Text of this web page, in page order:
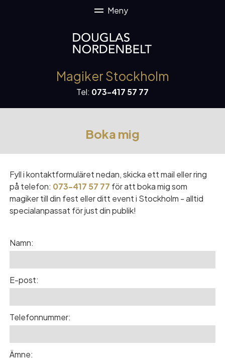
Magiker Stockholm
Tel: 073-417 57 77
Boka mig
Fyll i kontaktformuläret nedan, skicka ett mail eller ring
på telefon: 073-417 57 77 för att boka mig som
magiker till din fest eller ditt event i Stockholm - alltid
specialanpassat för just din publik!
Namn:
E-post:
Telefonnummer:
Ämne: